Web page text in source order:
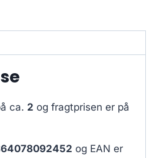
ca. 2 og fragtprisen er på
og EAN er